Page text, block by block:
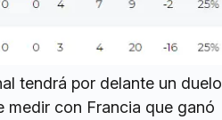
tendrá por delante un duelo
medir con Francia que ganó